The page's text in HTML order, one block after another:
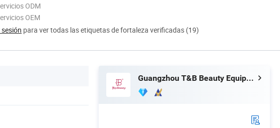
ODM
OEM
para ver todas las etiquetas de fortaleza verificadas (19)
Guangzhou T&B Beauty Equipment Co., Ltd.